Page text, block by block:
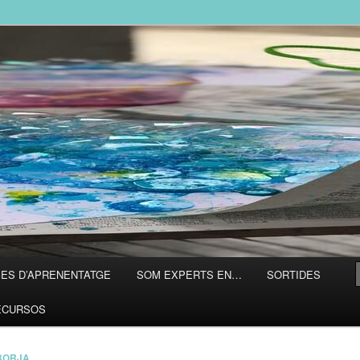
D’APRENENTATGE SOM EXPERTS EN… SORTIDES